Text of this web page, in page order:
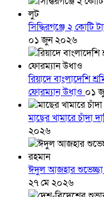
সিদ্ধিরগঞ্জে ২ কোটি
০১ জুন ২০২৬
রিয়াদে বাংলাদেশি
ফোরম্যান উধাও ০১
মাছের খামারে চাঁদা
২০২৬
ঈদুল আজহার শুভেচ্ছা
২৭ মে ২০২৬